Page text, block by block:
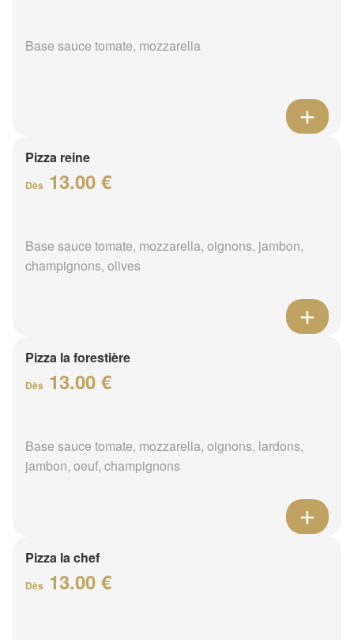
Base sauce tomate, mozzarella
Pizza reine
Dès 13.00 €
Base sauce tomate, mozzarella, oignons, jambon,
champignons, olives
Pizza la forestière
Dès 13.00 €
Base sauce tomate, mozzarella, oignons, lardons,
jambon, oeuf, champignons
Pizza la chef
Dès 13.00 €